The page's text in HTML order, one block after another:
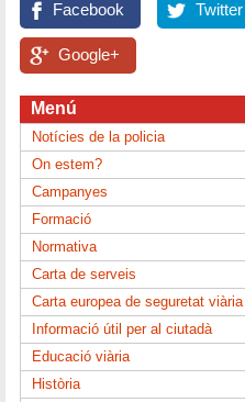
Facebook Twitter
Google+
Menú
Notícies de la policia
On estem?
Campanyes
Formació
Normativa
Carta de serveis
Carta europea de seguretat viària
Informació útil per al ciutadà
Educació viària
Història